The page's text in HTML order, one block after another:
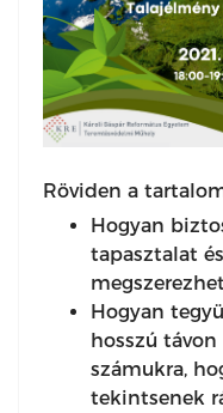
Röviden a
Hogyan
tapasztalat
Hogyan
hosszú
számukra,
tekintsenek